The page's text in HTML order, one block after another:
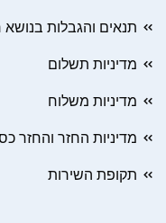
תנאים והגבלות בנושא
מדיניות תשלום
מדיניות משלוח
מדיניות החזר והחזר
תקופת השירות